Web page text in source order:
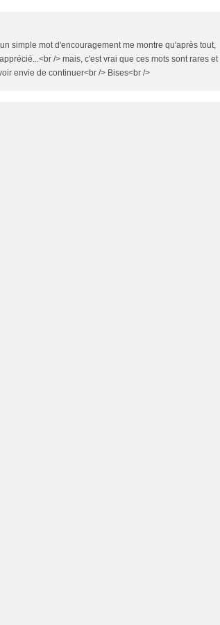
simple mot d'encouragement me montre qu'après tout,
/> mais, c'est vrai que ces mots sont rares et
envie de continuer<br /> Bises<br />